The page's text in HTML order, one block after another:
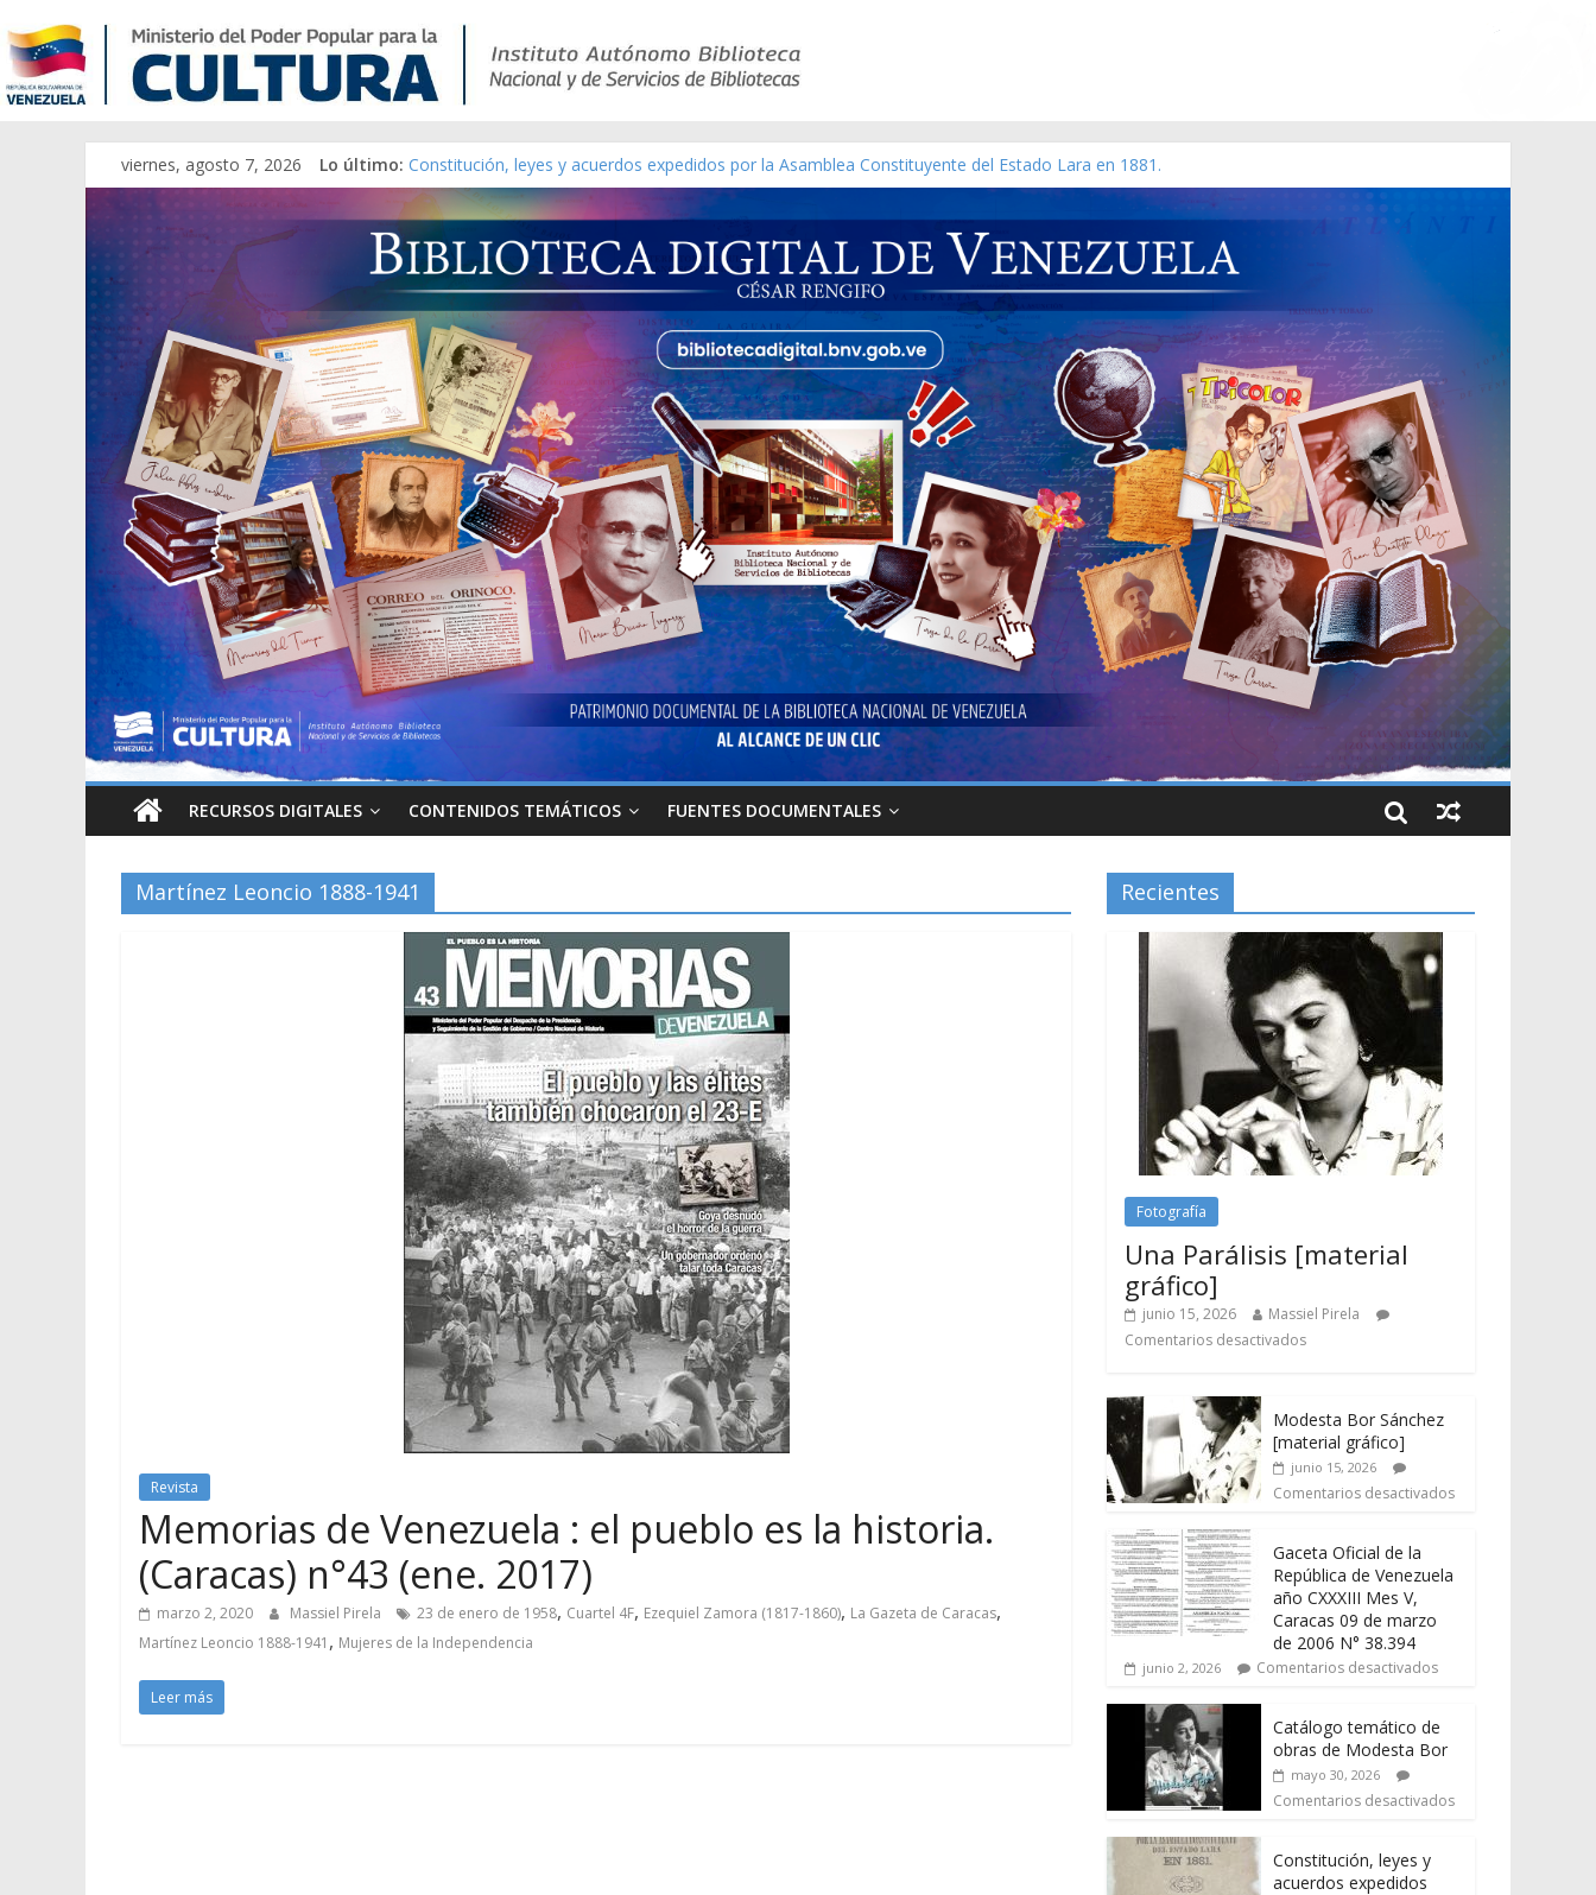
viernes, agosto 7, 2026 Lo último: Constitución, leyes y acuerdos expedidos por la Asamblea Constituyente del Estado Lara en 1881.
Una Parálisis [material gráfico]
Modesta Bor Sánchez [material gráfico]
Gaceta Oficial de la República de Venezuela año CXXXIII Mes V, Caracas 09 de marzo de 2006 N° 38.394
Catálogo temático de obras de Modesta Bor
RECURSOS DIGITALES CONTENIDOS TEMÁTICOS FUENTES DOCUMENTALES
Martínez Leoncio 1888-1941
Revista
Memorias de Venezuela : el pueblo es la historia.
(Caracas) n°43 (ene. 2017)
marzo 2, 2020 Massiel Pirela 23 de enero de 1958, Cuartel 4F, Ezequiel Zamora (1817-1860), La Gazeta de Caracas,
Martínez Leoncio 1888-1941 , Mujeres de la Independencia
Leer más
Recientes
Fotografía
Una Parálisis [material
gráfico]
junio 15, 2026
Massiel Pirela
Comentarios desactivados
Modesta Bor Sánchez
[material gráfico]
junio 15, 2026
Comentarios desactivados
Gaceta Oficial de la
República de Venezuela
año CXXXIII Mes V,
Caracas 09 de marzo
de 2006 N° 38.394
junio 2, 2026 Comentarios desactivados
Catálogo temático de
obras de Modesta Bor
mayo 30, 2026
Comentarios desactivados
Constitución, leyes y
acuerdos expedidos